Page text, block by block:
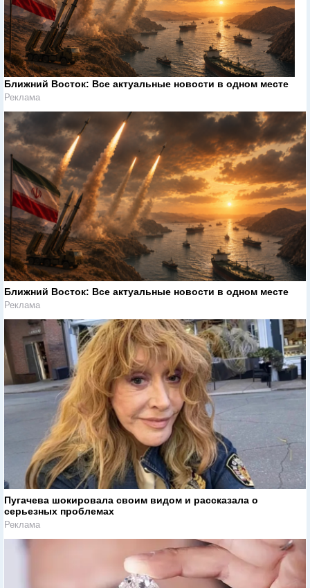
Ближний Восток: Все актуальные новости в одном месте
Реклама
Ближний Восток: Все актуальные новости в одном месте
Реклама
Пугачева шокировала своим видом и рассказала о
серьезных проблемах
Реклама